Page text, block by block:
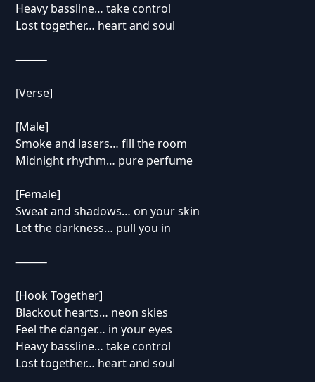
Heavy bassline… take control
Lost together… heart and soul
⸻
[Verse]
[Male]
Smoke and lasers… fill the room
Midnight rhythm… pure perfume
[Female]
Sweat and shadows… on your skin
Let the darkness… pull you in
⸻
[Hook Together]
Blackout hearts… neon skies
Feel the danger… in your eyes
Heavy bassline… take control
Lost together… heart and soul